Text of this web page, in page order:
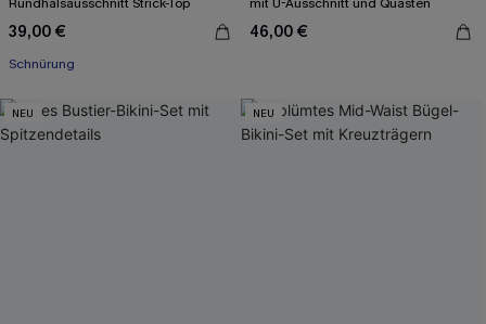
39,00 €
Schnürung
46,00 €
NEU NEU